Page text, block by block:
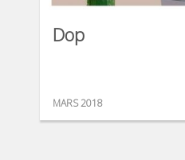
Dop
MARS 2018